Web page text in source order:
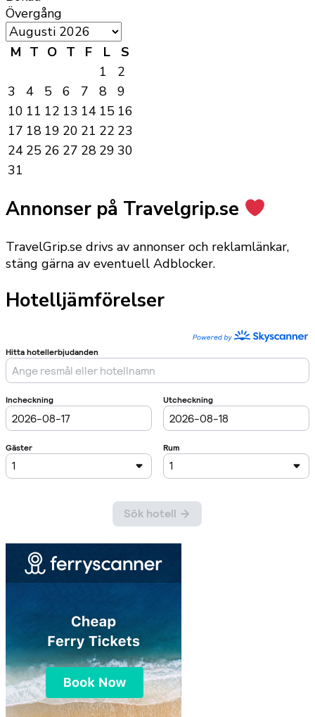
Övergång
M T O T F L
S
1
2
3
4 5 6 7 8
9
10 11 12 13 14 15 16
17 18 19 20 21 22 23
24 25 26 27 28 29 30
31
Annonser på Travelgrip.se
TravelGrip.se drivs av annonser och reklamlänkar,
stäng gärna av eventuell Adblocker.
Hotelljämförelser